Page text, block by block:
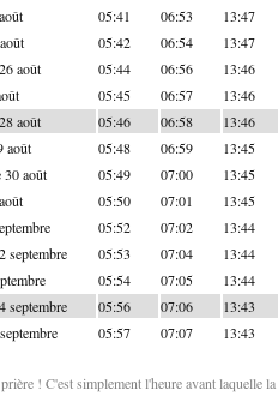
05:41 06:53 13:47
05:42 06:54 13:47
août 05:44 06:56 13:46
05:45 06:57 13:46
août 05:46 06:58 13:46
août 05:48 06:59 13:45
30 août 05:49 07:00 13:45
05:50 07:01 13:45
05:52 07:02 13:44
septembre 05:53 07:04 13:44
05:54 07:05 13:44
septembre 05:56 07:06 13:43
05:57 07:07 13:43
! C'est simplement l'heure avant laquelle